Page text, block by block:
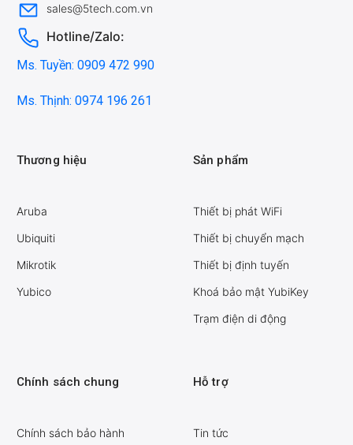
sales@5tech.com.vn
Hotline/Zalo:
Ms. Tuyền: 0909 472 990
Ms. Thịnh: 0974 196 261
Thương hiệu
Aruba
Ubiquiti
Mikrotik
Yubico
Sản phẩm
Thiết bị phát WiFi
Thiết bị chuyển mạch
Thiết bị định tuyến
Khoá bảo mật YubiKey
Trạm điện di động
Chính sách chung
Chính sách bảo hành
Hỗ trợ
Tin tức